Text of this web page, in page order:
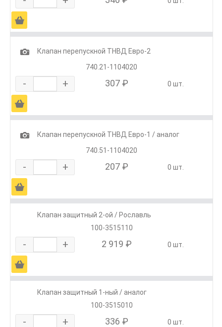
Ä
1
Клапан перепускной ТНВД Евро-2
740.21-1104020
- + 307 ₽ 0 шт.
Ä
1
Клапан перепускной ТНВД Евро-1 / аналог
740.51-1104020
- + 207 ₽ 0 шт.
Ä
Клапан защитный 2-ой / Рославль
100-3515110
- + 2 919 ₽ 0 шт.
Ä
Клапан защитный 1-ный / аналог
100-3515010
- + 336 ₽ 0 шт.